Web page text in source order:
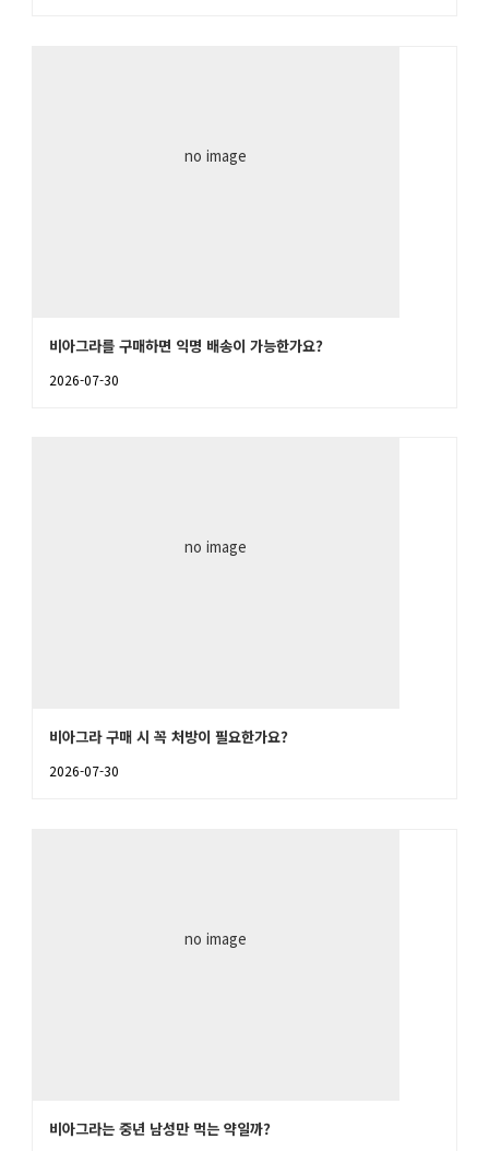
no image
비아그라를 구매하면 익명 배송이 가능한가요?
2026-07-30
no image
비아그라 구매 시 꼭 처방이 필요한가요?
2026-07-30
no image
비아그라는 중년 남성만 먹는 약일까?